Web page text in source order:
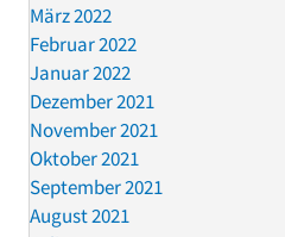
März 2022
Februar 2022
Januar 2022
Dezember 2021
November 2021
Oktober 2021
September 2021
August 2021